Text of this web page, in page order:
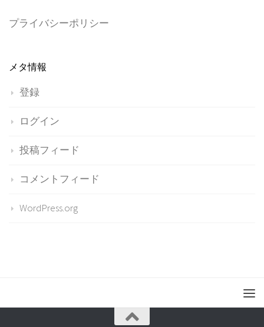
プライバシーポリシー
メタ情報
登録
ログイン
投稿フィード
コメントフィード
WordPress.org